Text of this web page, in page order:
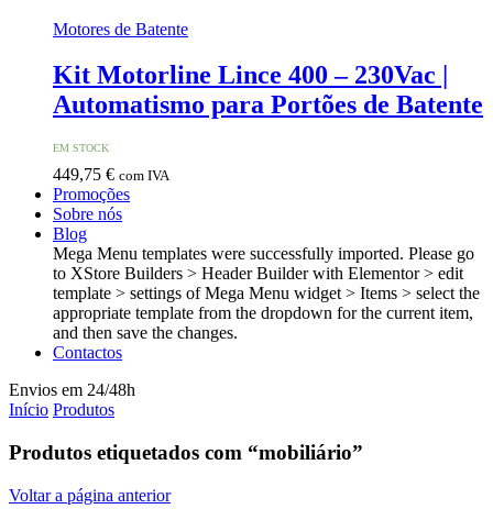
Motores de Batente
Kit Motorline Lince 400 – 230Vac |
Automatismo para Portões de Batente
EM STOCK
449,75 € com IVA
Promoções
Sobre nós
Blog
Mega Menu templates were successfully imported. Please go
to XStore Builders > Header Builder with Elementor > edit
template > settings of Mega Menu widget > Items > select the
appropriate template from the dropdown for the current item,
and then save the changes.
Contactos
Envios em 24/48h
Início Produtos
Produtos etiquetados com “mobiliário”
Voltar a página anterior